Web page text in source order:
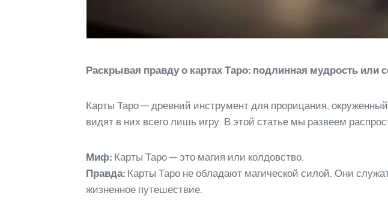
Раскрывая правду о картах Таро: подлинная мудрость или
Карты Таро — древний инструмент для прорицания,
видят в них всего лишь игру. В этой статье мы развеем
Миф: Карты Таро — это магия или колдовство.
Правда: Карты Таро не обладают магической силой. Они
жизненное путешествие.